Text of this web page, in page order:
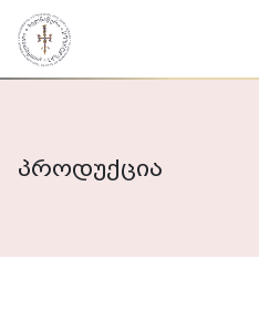
პროდუქცია